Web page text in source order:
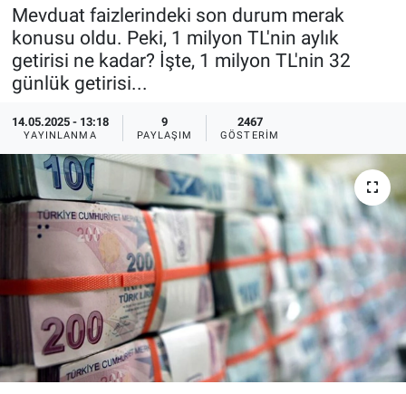
Mevduat faizlerindeki son durum merak
konusu oldu. Peki, 1 milyon TL'nin aylık
getirisi ne kadar? İşte, 1 milyon TL'nin 32
günlük getirisi...
14.05.2025 - 13:18
YAYINLANMA
9
PAYLAŞIM
2467
GÖSTERIM
Dünya
Ege Saati
Ege'den Esintiler
Eğitim
Eğlence
Ekonomi
Forum
Gerçeğin İzinde
Spor
Yayın Akışı
İletişim
Son Dakika Haberleri
Haber Arşivi